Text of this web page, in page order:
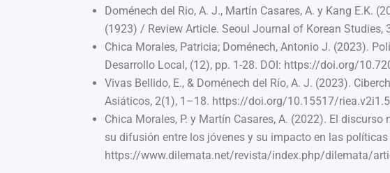
Doménech del Rio, A. J., Martín Casares, A. y Kang E.K.
(1923) / Review Article. Seoul Journal of Korean Studies,
Chica Morales, Patricia; Doménech, Antonio J. (2023).
Desarrollo Local, (12), pp. 1-28. DOI: https://doi.org/
Vivas Bellido, E., & Doménech del Río, A. J. (2023).
Asiáticos, 2(1), 1–18. https://doi.org/10.15517/
Chica Morales, P. y Martín Casares, A. (2022). El
su difusión entre los jóvenes y su impacto en las
https://www.dilemata.net/revista/index.php/dilemata/